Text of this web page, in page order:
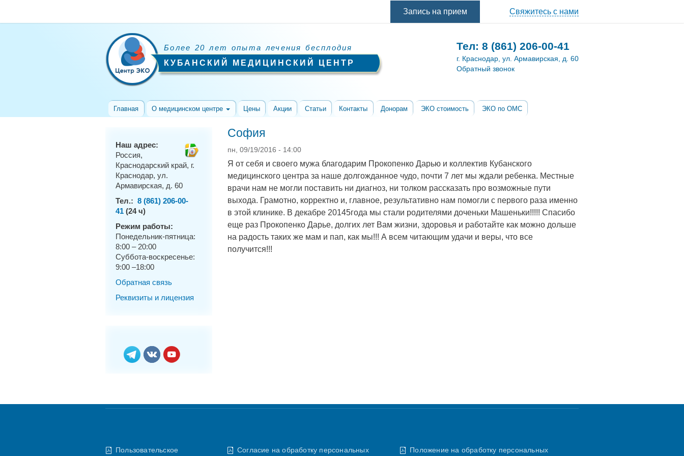
Запись на прием Свяжитесь с нами
Более 20 лет опыта лечения бесплодия
КУБАНСКИЙ МЕДИЦИНСКИЙ ЦЕНТР
Тел: 8 (861) 206-00-41
г. Краснодар, ул. Армавирская, д. 60
Обратный звонок
Главная О медицинском центре Цены Акции Статьи Контакты Донорам ЭКО стоимость ЭКО по ОМС
Наш адрес:
Россия,
Краснодарский край, г.
Краснодар, ул.
Армавирская, д. 60
Тел.: 8 (861) 206-00-
41 (24 ч)
Режим работы:
Понедельник-пятница:
8:00 – 20:00
Суббота-воскресенье:
9:00 –18:00
Обратная связь
Реквизиты и лицензия
София
пн, 09/19/2016 - 14:00
Я от себя и своего мужа благодарим Прокопенко Дарью и коллектив Кубанского
медицинского центра за наше долгожданное чудо, почти 7 лет мы ждали ребенка. Местные
врачи нам не могли поставить ни диагноз, ни толком рассказать про возможные пути
выхода. Грамотно, корректно и, главное, результативно нам помогли с первого раза именно
в этой клинике. В декабре 20145года мы стали родителями доченьки Машеньки!!!!! Спасибо
еще раз Прокопенко Дарье, долгих лет Вам жизни, здоровья и работайте как можно дольше
на радость таких же мам и пап, как мы!!! А всем читающим удачи и веры, что все
получится!!!
Пользовательское Согласие на обработку персональных Положение на обработку персональных